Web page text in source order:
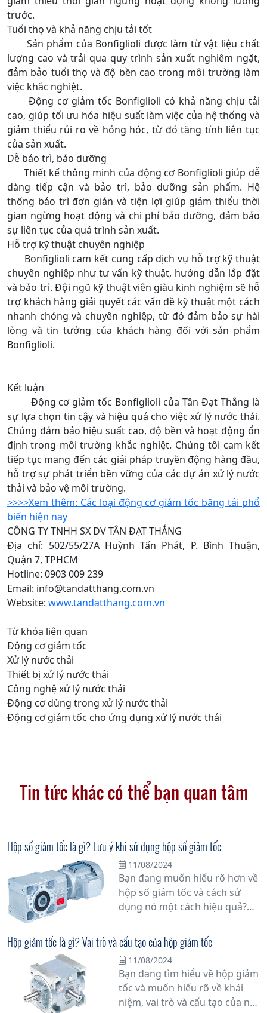
trước.
Tuổi thọ và khả năng chịu tải tốt
Sản phẩm của Bonfiglioli được làm từ vật liệu chất
lượng cao và trải qua quy trình sản xuất nghiêm ngặt,
đảm bảo tuổi thọ và độ bền cao trong môi trường làm
việc khắc nghiệt.
Động cơ giảm tốc Bonfiglioli có khả năng chịu tải
cao, giúp tối ưu hóa hiệu suất làm việc của hệ thống và
giảm thiểu rủi ro về hỏng hóc, từ đó tăng tính liên tục
của sản xuất.
Dễ bảo trì, bảo dưỡng
Thiết kế thông minh của động cơ Bonfiglioli giúp dễ
dàng tiếp cận và bảo trì, bảo dưỡng sản phẩm. Hệ
thống bảo trì đơn giản và tiện lợi giúp giảm thiểu thời
gian ngừng hoạt động và chi phí bảo dưỡng, đảm bảo
sự liên tục của quá trình sản xuất.
Hỗ trợ kỹ thuật chuyên nghiệp
Bonfiglioli cam kết cung cấp dịch vụ hỗ trợ kỹ thuật
chuyên nghiệp như tư vấn kỹ thuật, hướng dẫn lắp đặt
và bảo trì. Đội ngũ kỹ thuật viên giàu kinh nghiệm sẽ hỗ
trợ khách hàng giải quyết các vấn đề kỹ thuật một cách
nhanh chóng và chuyên nghiệp, từ đó đảm bảo sự hài
lòng và tin tưởng của khách hàng đối với sản phẩm
Bonfiglioli.
Kết luận
Động cơ giảm tốc Bonfiglioli của Tân Đạt Thắng là
sự lựa chọn tin cậy và hiệu quả cho việc xử lý nước thải.
Chúng đảm bảo hiệu suất cao, độ bền và hoạt động ổn
định trong môi trường khắc nghiệt. Chúng tôi cam kết
tiếp tục mang đến các giải pháp truyền động hàng đầu,
hỗ trợ sự phát triển bền vững của các dự án xử lý nước
thải và bảo vệ môi trường.
>>>>Xem thêm: Các loại động cơ giảm tốc băng tải phổ
biến hiện nay
CÔNG TY TNHH SX DV TÂN ĐẠT THẮNG
Địa chỉ: 502/55/27A Huỳnh Tấn Phát, P. Bình Thuận,
Quận 7, TPHCM
Hotline: 0903 009 239
Email: info@tandatthang.com.vn
Website: www.tandatthang.com.vn
Từ khóa liên quan
Động cơ giảm tốc
Xử lý nước thải
Thiết bị xử lý nước thải
Công nghệ xử lý nước thải
Động cơ dùng trong xử lý nước thải
Động cơ giảm tốc cho ứng dụng xử lý nước thải
Tin tức khác có thể bạn quan tâm
Hộp số giảm tốc là gì? Lưu ý khi sử dụng hộp số giảm tốc
11/08/2024
Bạn đang muốn hiểu rõ hơn về
hộp số giảm tốc và cách sử
dụng nó một cách hiệu quả?
về vấn đề này.
Hộp giảm tốc là gì? Vai trò và cấu tạo của hộp giảm tốc
11/08/2024
Bạn đang tìm hiểu về hộp giảm
tốc và muốn hiểu rõ về khái
niệm, vai trò và cấu tạo của nó?